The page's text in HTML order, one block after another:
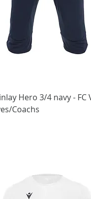
Hero 3/4 navy - FC
Coachs